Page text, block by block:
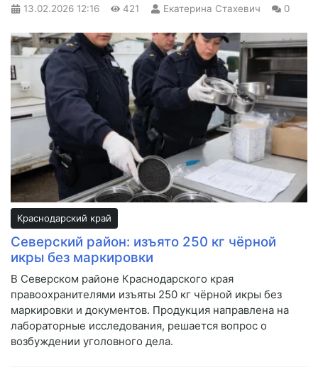
13.02.2026 12:16 421 Екатерина Стахевич 0
Краснодарский край
Северский район: изъято 250 кг чёрной
икры без маркировки
В Северском районе Краснодарского края
правоохранителями изъяты 250 кг чёрной икры без
маркировки и документов. Продукция направлена на
лабораторные исследования, решается вопрос о
возбуждении уголовного дела.